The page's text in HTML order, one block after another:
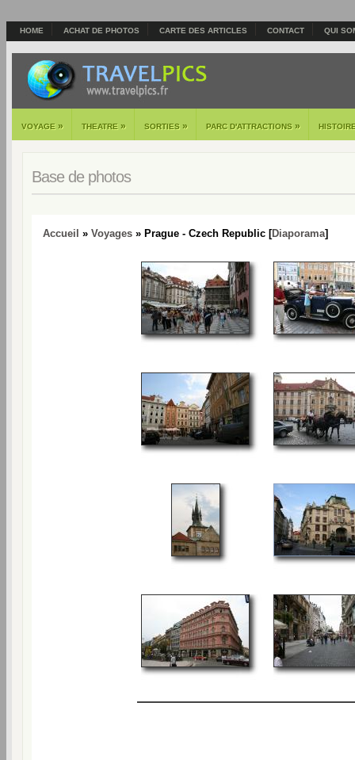
HOME ACHAT DE PHOTOS CARTE DES ARTICLES CONTACT QUI
VOYAGE » THEATRE » SORTIES » PARC D'ATTRACTIONS »
Base de photos
Accueil » Voyages » Prague - Czech Republic [Diaporama]